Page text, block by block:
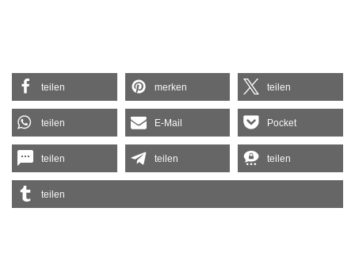
teilen merken teilen
teilen E-Mail Pocket
teilen teilen teilen
teilen